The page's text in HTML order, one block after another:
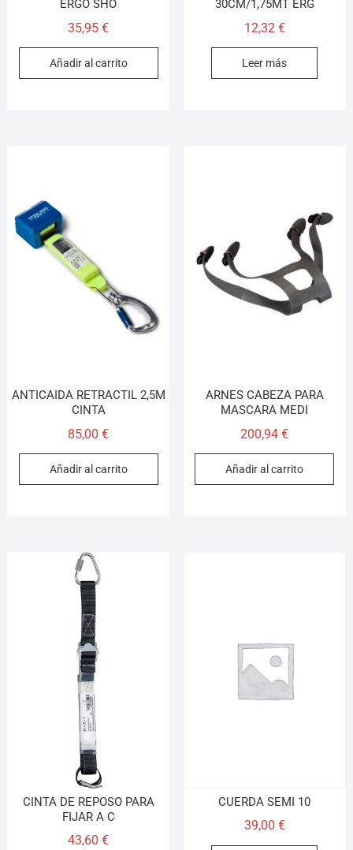
ERGO SHO
35,95€
Añadir al carrito
30CM/1,75MT ERG
12,32 €
Leer más
ANTICAIDA RETRACTIL 2,5M
CINTA
85,00€
Añadir al carrito
ARNES CABEZA PARA
MASCARA MEDI
200,94€
Añadir al carrito
CINTA DE REPOSO PARA
FIJAR A C
43,60€
CUERDA SEMI 10
39,00 €